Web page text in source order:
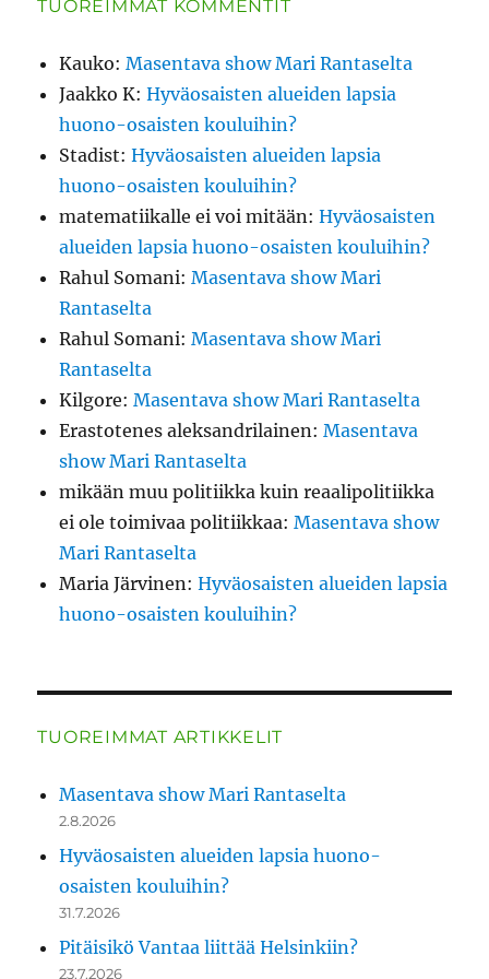
TUOREIMMAT KOMMENTIT
Kauko:Masentava show Mari Rantaselta
Jaakko K:Hyväosaisten alueiden lapsia
huono-osaisten kouluihin?
Stadist:Hyväosaisten alueiden lapsia
huono-osaisten kouluihin?
matematiikalle ei voi mitään:Hyväosaisten
alueiden lapsia huono-osaisten kouluihin?
Rahul Somani:Masentava show Mari
Rantaselta
Rahul Somani:Masentava show Mari
Rantaselta
Kilgore:Masentava show Mari Rantaselta
Erastotenes aleksandrilainen:Masentava
show Mari Rantaselta
mikään muu politiikka kuin reaalipolitiikka
ei ole toimivaa politiikkaa:Masentava show
Mari Rantaselta
Maria Järvinen:Hyväosaisten alueiden lapsia
huono-osaisten kouluihin?
TUOREIMMAT ARTIKKELIT
Masentava show Mari Rantaselta
2.8.2026
Hyväosaisten alueiden lapsia huono-
osaisten kouluihin?
31.7.2026
Pitäisikö Vantaa liittää Helsinkiin?
23.7.2026